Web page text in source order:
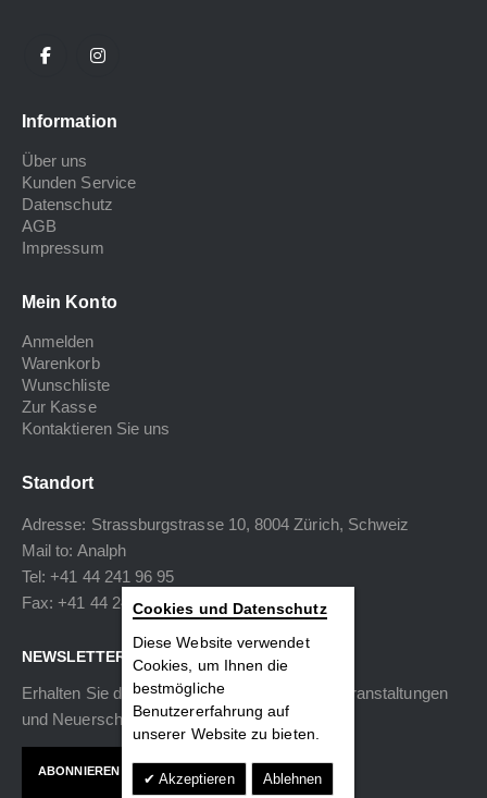
Information
Über uns
Kunden Service
Datenschutz
AGB
Impressum
Mein Konto
Anmelden
Warenkorb
Wunschliste
Zur Kasse
Kontaktieren Sie uns
Standort
Adresse: Strassburgstrasse 10, 8004 Zürich, Schweiz
Mail to: Analph
Tel: +41 44 241 96 95
Fax: +41 44 240 34 40
NEWSLETTER
Erhalten Sie die neuesten Informationen zu Veranstaltungen
und Neuerscheinungen.
ABONNIEREN
Cookies und Datenschutz
Diese Website verwendet
Cookies, um Ihnen die
bestmögliche
Benutzererfahrung auf
unserer Website zu bieten.
Akzeptieren Ablehnen